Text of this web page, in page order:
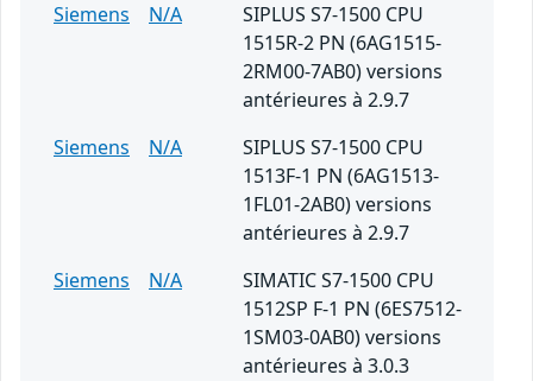
Siemens
N/A
SIPLUS S7-1500 CPU
1515R-2 PN (6AG1515-
2RM00-7AB0) versions
antérieures à 2.9.7
Siemens
N/A
SIPLUS S7-1500 CPU
1513F-1 PN (6AG1513-
1FL01-2AB0) versions
antérieures à 2.9.7
Siemens
N/A
SIMATIC S7-1500 CPU
1512SP F-1 PN (6ES7512-
1SM03-0AB0) versions
antérieures à 3.0.3